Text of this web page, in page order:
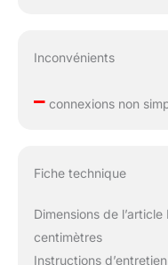
Inconvénients
–connexions non
Fiche technique
Dimensions de
centimètres
Instructions